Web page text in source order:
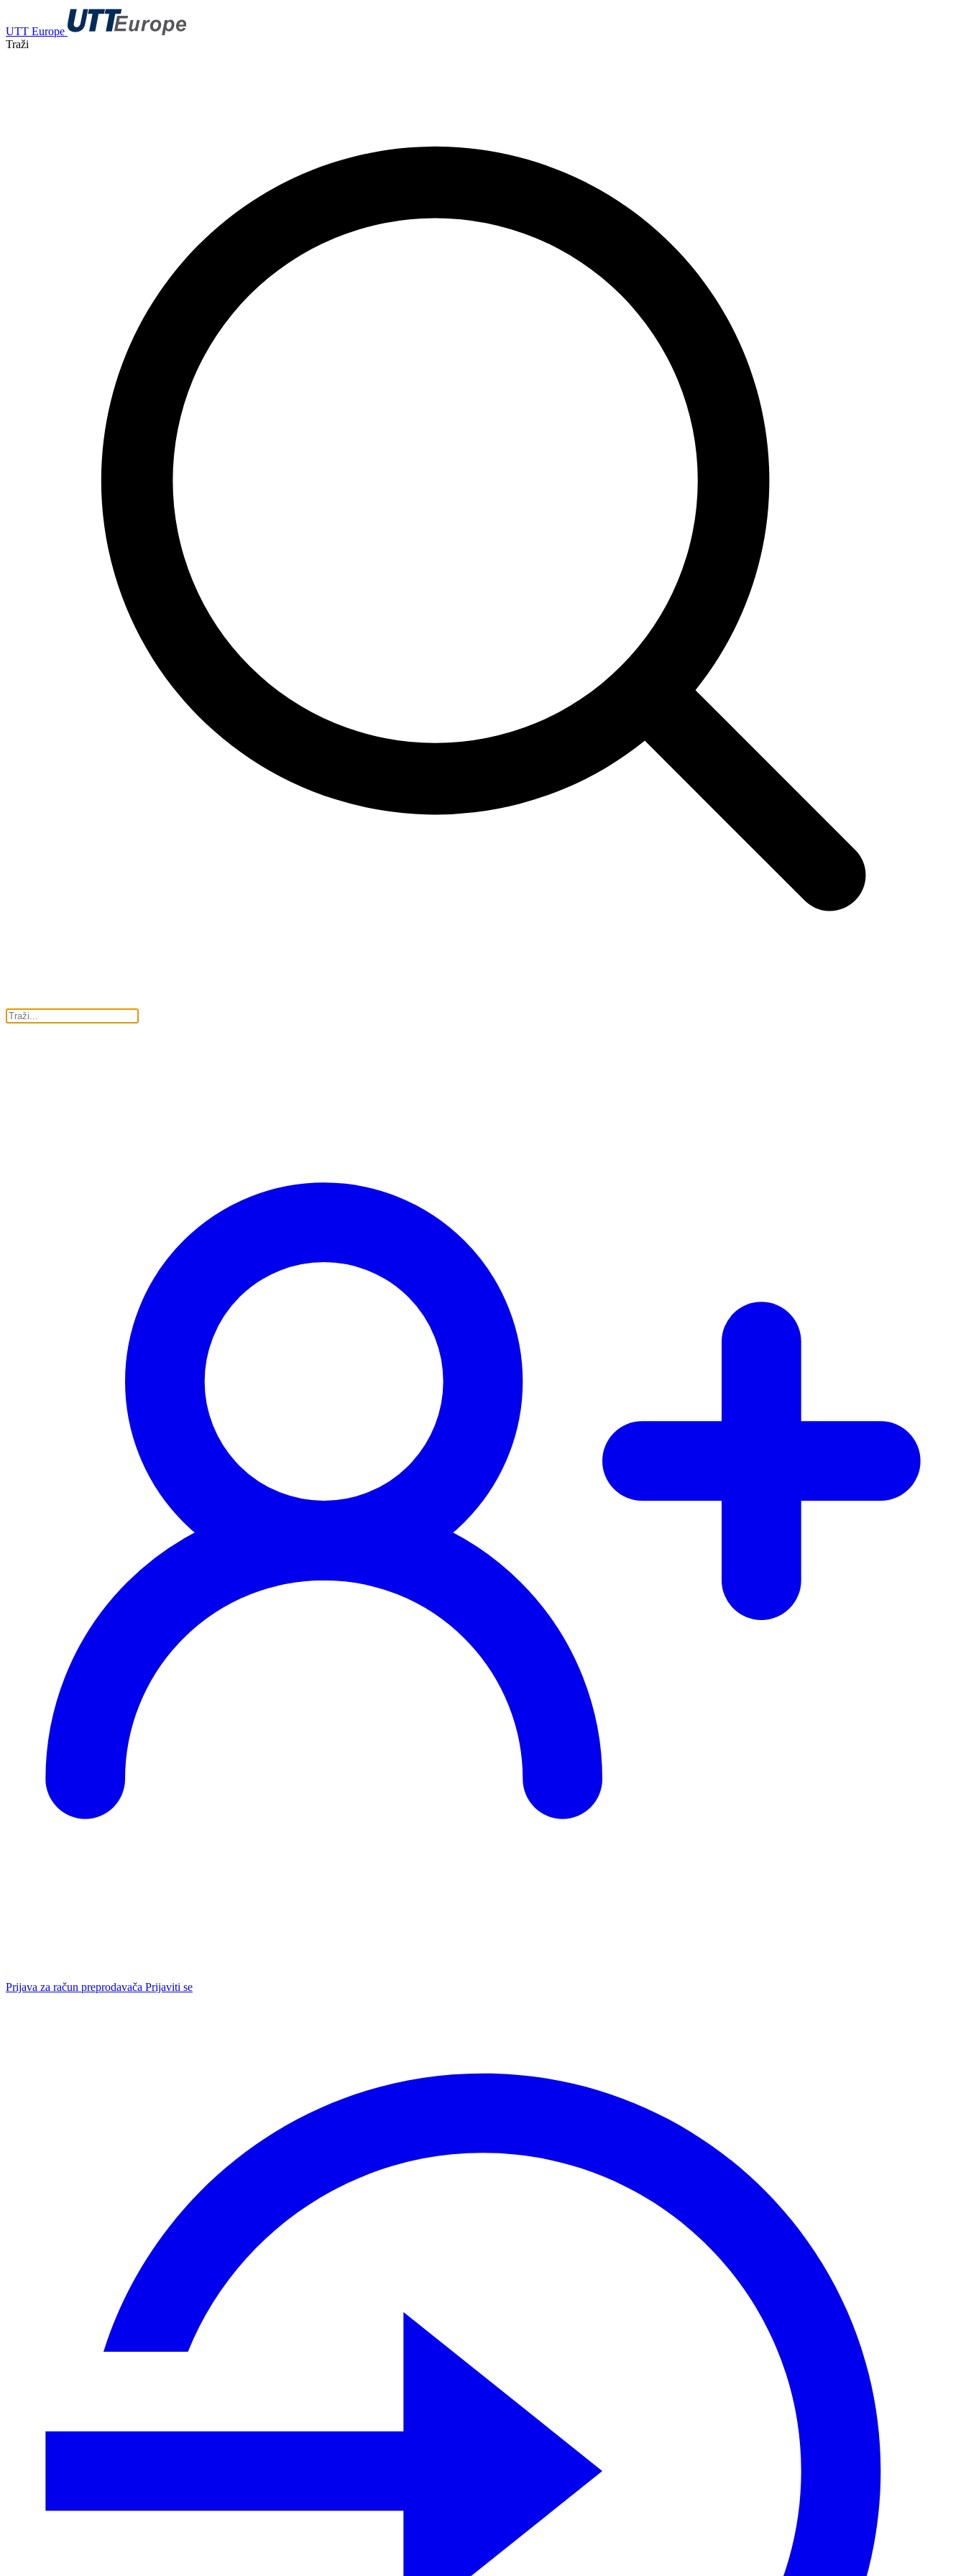
UTT Europe
Traži
Prijava za račun preprodavača Prijaviti se